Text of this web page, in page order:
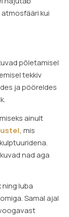
kui
põletamisel
tekkiv
ja pööreldes
ainult
mis
nad aga
luba
Samal ajal